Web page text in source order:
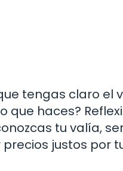
tengas claro el
que haces?
tu valía,
justos por